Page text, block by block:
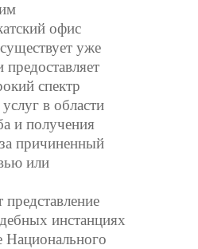
офис
уже
предоставляет
спектр
в области
и получения
причиненный
или
инстанциях
Национального